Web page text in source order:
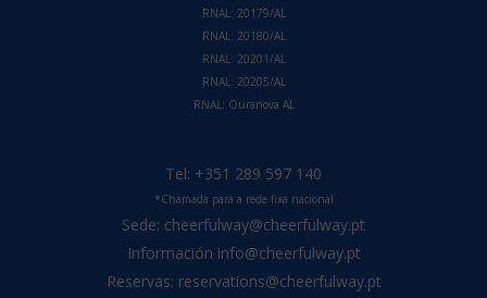
RNAL: 20179/AL
RNAL: 20180/AL
RNAL: 20201/AL
RNAL: 20205/AL
RNAL: Ouranova AL
Tel: +351 289 597 140
*Chamada para a rede fixa nacional
Sede: cheerfulway@cheerfulway.pt
Información info@cheerfulway.pt
Reservas: reservations@cheerfulway.pt